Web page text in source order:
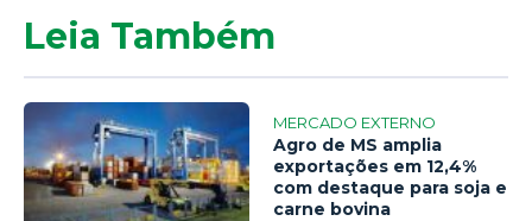
Leia Também
MERCADO EXTERNO
Agro de MS amplia
exportações em 12,4%
com destaque para soja e
carne bovina